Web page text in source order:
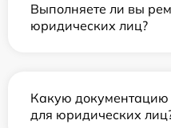
Выполняете ли вы
юридических лиц?
Какую документацию
для юридических